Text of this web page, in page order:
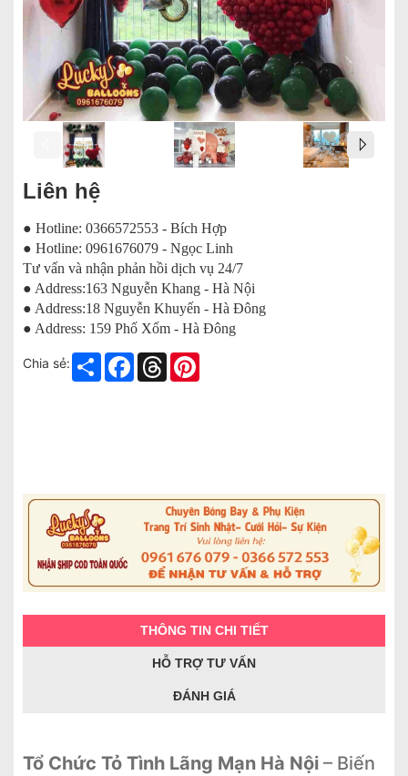
Liên hệ
● Hotline: 0366572553 - Bích Hợp
● Hotline: 0961676079 - Ngọc Linh
Tư vấn và nhận phản hồi dịch vụ 24/7
● Address:163 Nguyễn Khang - Hà Nội
● Address:18 Nguyễn Khuyến - Hà Đông
● Address: 159 Phố Xốm - Hà Đông
Chia sẻ: Share Facebook
Threads
THÔNG TIN CHI TIẾT
HỖ TRỢ TƯ VẤN
ĐÁNH GIÁ
Tổ Chức Tỏ Tình Lãng Mạn Hà Nội – Biến